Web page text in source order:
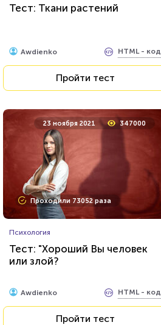
Тест: Ткани растений
Awdienko HTML - код
Пройти тест
23 ноября 2021 347000
Проходили 73052 раза
Психология
Тест: "Хороший Вы человек
или злой?
Awdienko HTML - код
Пройти тест